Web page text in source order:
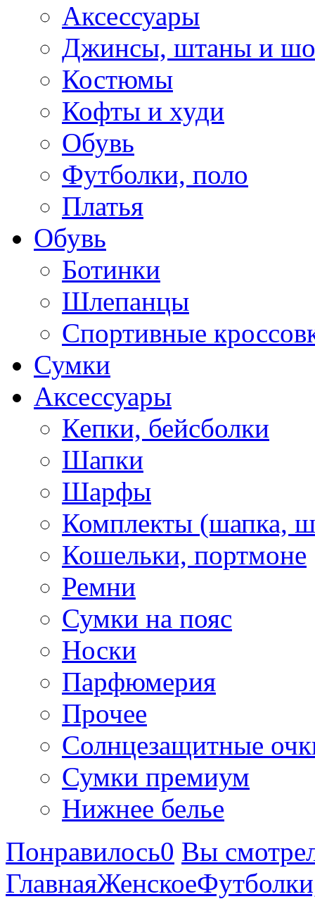
Аксессуары
Джинсы, штаны и
Костюмы
Кофты и худи
Обувь
Футболки, поло
Платья
Обувь
Ботинки
Шлепанцы
Спортивные
Сумки
Аксессуары
Кепки, бейсболки
Шапки
Шарфы
Комплекты (шапка,
Кошельки, портмоне
Ремни
Сумки на пояс
Носки
Парфюмерия
Прочее
Солнцезащитные
Сумки премиум
Нижнее белье
Понравилось0 Вы
ГлавнаяЖенское